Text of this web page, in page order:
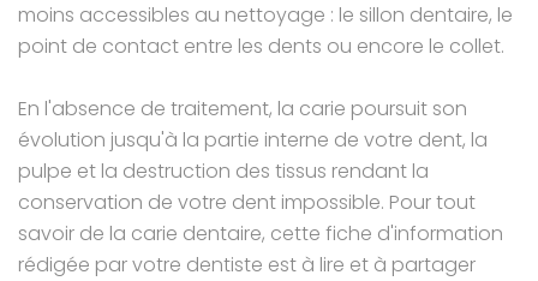
moins accessibles au nettoyage : le sillon dentaire, le
point de contact entre les dents ou encore le collet.
En l'absence de traitement, la carie poursuit son
évolution jusqu'à la partie interne de votre dent, la
pulpe et la destruction des tissus rendant la
conservation de votre dent impossible. Pour tout
savoir de la carie dentaire, cette fiche d'information
rédigée par votre dentiste est à lire et à partager